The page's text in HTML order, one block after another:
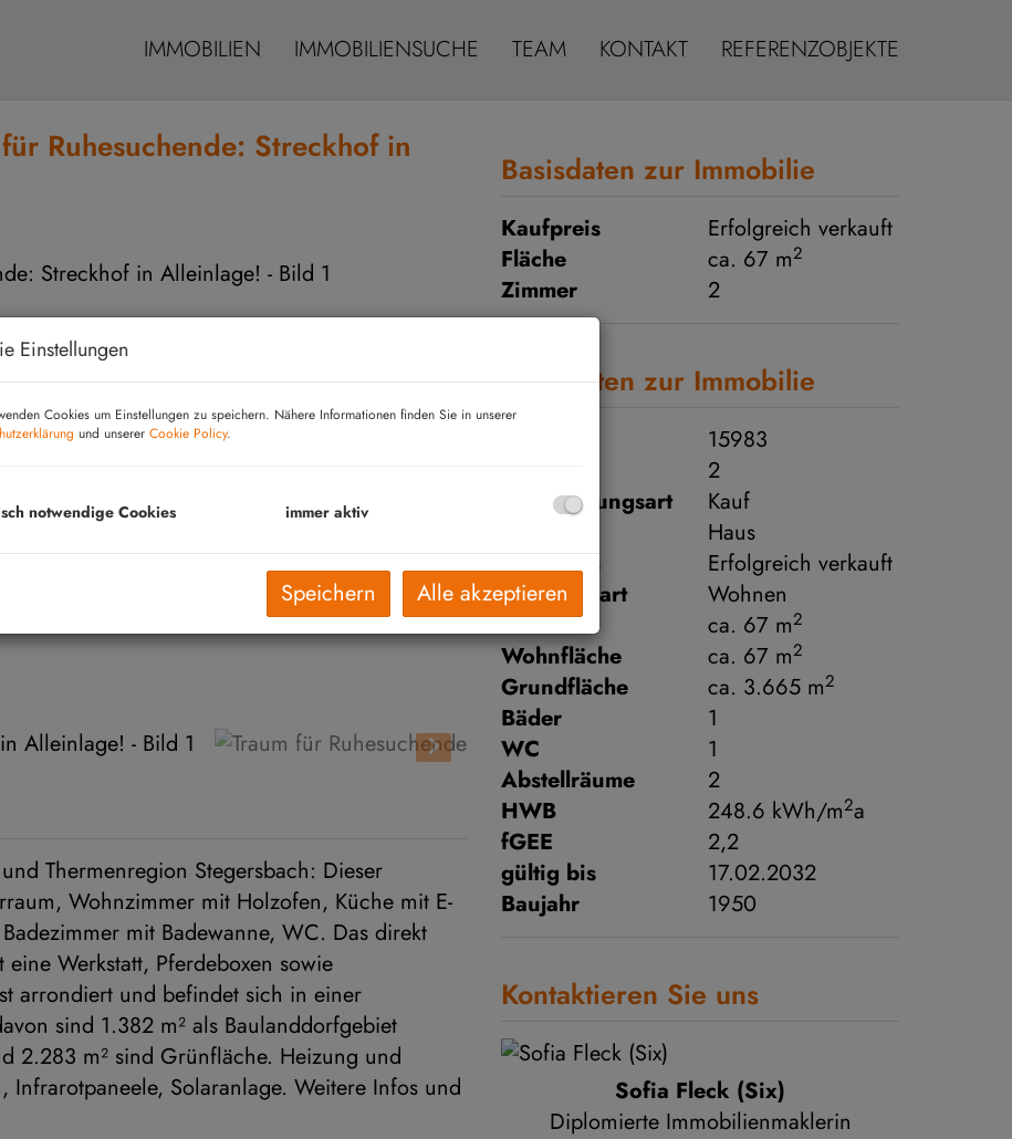
IMMOBILIEN IMMOBILIENSUCHE TEAM KONTAKT REFERENZOBJEKTE
Ruhesuchende: Streckhof in
Thermenregion Stegersbach: Dieser
Wohnzimmer mit Holzofen, Küche mit E-
mit Badewanne, WC. Das direkt
Werkstatt, Pferdeboxen sowie
arrondiert und befindet sich in einer
sind 1.382 m² als Baulanddorfgebiet
2.283 m² sind Grünfläche. Heizung und
Infrarotpaneele, Solaranlage. Weitere Infos und
Basisdaten zur Immobilie
Kaufpreis
Erfolgreich verkauft
Fläche
ca. 67 m2
Zimmer 2
Basisdaten zur Immobilie
15983
2
Vermarktungsart
Kauf
Haus
Kaufpreis
Erfolgreich verkauft
Nutzungsart
Wohnen
Fläche
ca. 67 m2
Wohnfläche ca. 67 m2
Grundfläche ca. 3.665 m2
Bäder
1
WC
1
Abstellräume
2
HWB
248.6 kWh/m2a
fGEE
2,2
gültig bis
17.02.2032
Baujahr
1950
Kontaktieren Sie uns
Sofia Fleck (Six)
Diplomierte Immobilienmaklerin
Einstellungen
Cookies um Einstellungen zu speichern. Nähere Informationen finden Sie in unserer
und unserer Cookie Policy.
notwendige Cookies immer aktiv
Speichern Alle akzeptieren